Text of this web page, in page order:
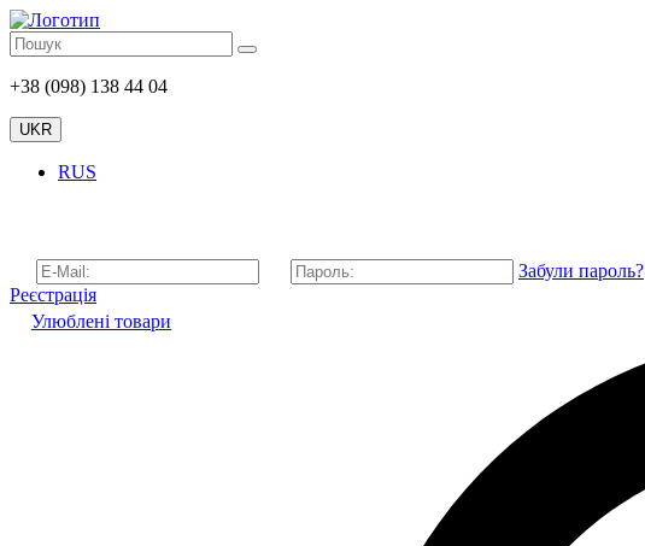
+38 (098) 138 44 04
UKR
RUS
Забули пароль?
Реєстрація
Улюблені товари